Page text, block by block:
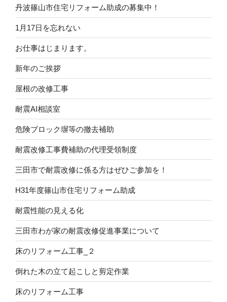
丹波篠山市住宅リフォーム助成の募集中！
1月17日を忘れない
お仕事はじまります。
新年のご挨拶
屋根の改修工事
耐震AI相談室
危険ブロック塀等の撤去補助
耐震改修工事費補助の代理受領制度
三田市で耐震改修に係る方はぜひご参加を！
H31年度篠山市住宅リフォーム助成
耐震性能の見える化
三田市わが家の耐震改修促進事業について
床のリフォーム工事_２
倒れた木の立て起こしと剪定作業
床のリフォーム工事